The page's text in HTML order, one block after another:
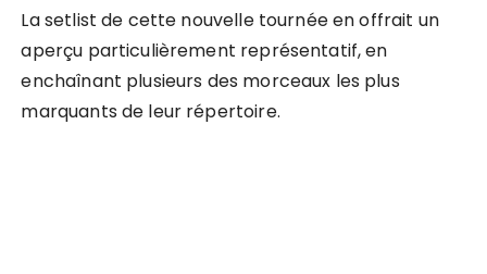
La setlist de cette nouvelle tournée en offrait un
aperçu particulièrement représentatif, en
enchaînant plusieurs des morceaux les plus
marquants de leur répertoire.